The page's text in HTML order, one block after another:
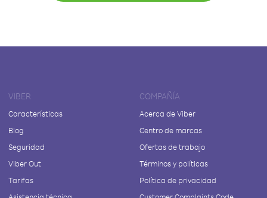
VIBER
Características
Blog
Seguridad
Viber Out
Tarifas
COMPAÑÍA
Acerca de Viber
Centro de marcas
Ofertas de trabajo
Términos y políticas
Política de privacidad